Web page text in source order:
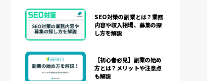
SEO対策の副業とは？業務
内容や収入相場、募集の探
し方を解説
【初心者必見】副業の始め
方とは？メリットや注意点
も解説